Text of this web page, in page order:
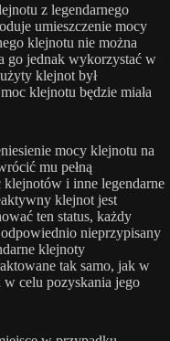
z legendarnego
umieszczenie mocy
klejnotu nie można
go jednak wykorzystać w
klejnot był
klejnotu będzie miała
mocy klejnotu na
mu pełną
i inne legendarne
klejnot jest
ten status, każdy
nieprzypisany
klejnoty
tak samo, jak w
celu pozyskania jego